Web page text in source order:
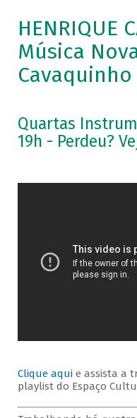
HENRIQUE
Música
Cavaquinho
Quartas
19h - Perdeu?
Clique aquie assista a
playlist do Espaço